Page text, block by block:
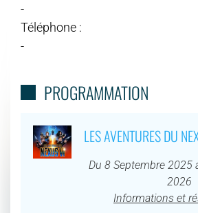
-
Téléphone :
-
PROGRAMMATION
LES AVENTURES DU
Du 8 Septembre 2025
2026
Informations et